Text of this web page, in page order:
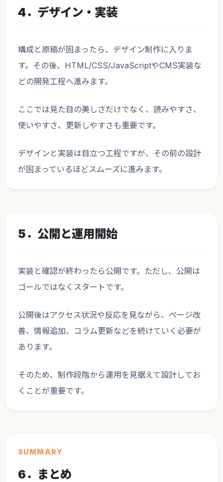
4．デザイン・実装
構成と原稿が固まったら、デザイン制作に入りま
す。その後、HTML/CSS/JavaScriptやCMS実装な
どの開発工程へ進みます。
ここでは見た目の美しさだけでなく、読みやすさ、
使いやすさ、更新しやすさも重要です。
デザインと実装は目立つ工程ですが、その前の設計
が固まっているほどスムーズに進みます。
5．公開と運用開始
実装と確認が終わったら公開です。ただし、公開は
ゴールではなくスタートです。
公開後はアクセス状況や反応を見ながら、ページ改
善、情報追加、コラム更新などを続けていく必要が
あります。
そのため、制作段階から運用を見据えて設計してお
くことが重要です。
SUMMARY
6．まとめ